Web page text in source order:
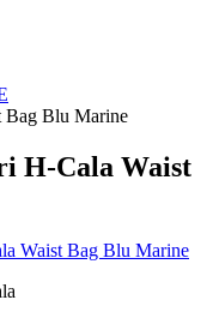
Bag Blu Marine
H-Cala Waist